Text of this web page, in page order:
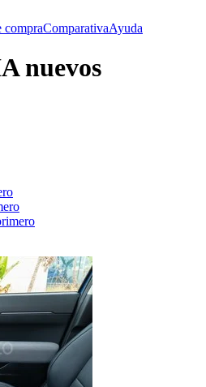
compraComparativaAyuda
nuevos